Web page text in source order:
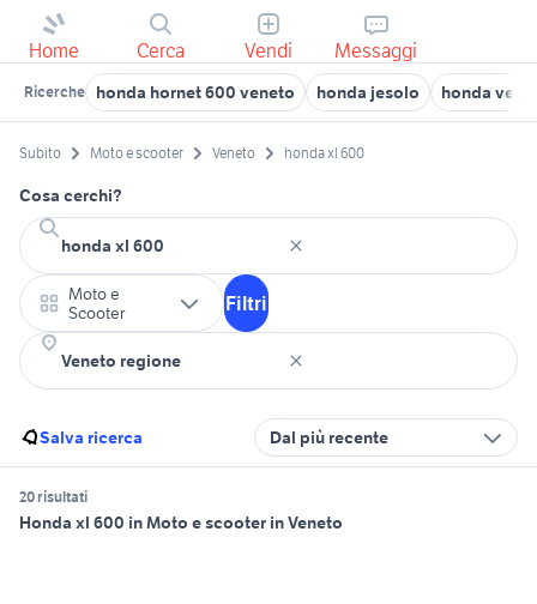
Home Cerca Vendi Messaggi
Ricerche honda hornet 600 veneto honda jesolo honda
Subito Moto e scooter Veneto honda xl 600
Cosa cerchi?
Moto e
Scooter
Filtri
Salva ricerca Dal più recente
20 risultati
Honda xl 600 in Moto e scooter in Veneto